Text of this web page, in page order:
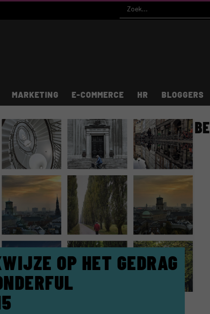
MARKETING E-COMMERCE HR BLOGGERS
OP HET GEDRAG